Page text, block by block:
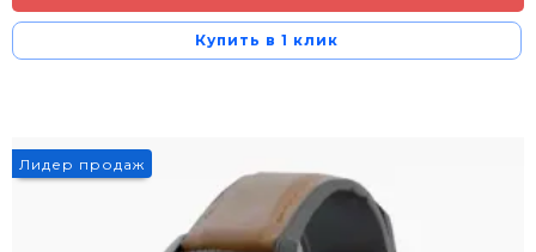
Купить в 1 клик
Лидер продаж